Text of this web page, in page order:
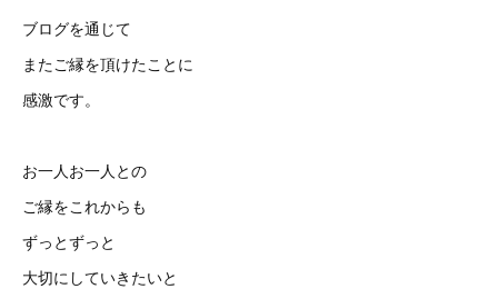
ブログを通じて
またご縁を頂けたことに
感激です。
お一人お一人との
ご縁をこれからも
ずっとずっと
大切にしていきたいと